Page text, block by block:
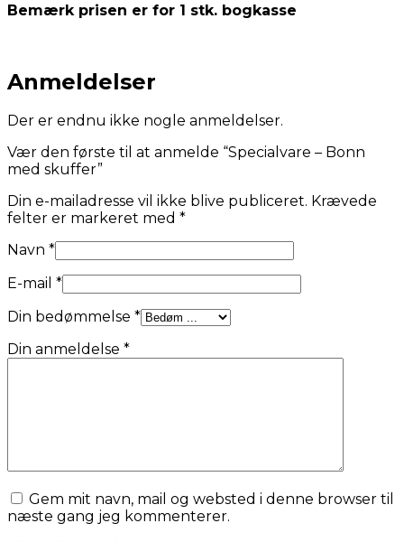
Bemærk prisen er for 1 stk. bogkasse
Anmeldelser
Der er endnu ikke nogle anmeldelser.
Vær den første til at anmelde “Specialvare – Bonn
med skuffer”
Din e-mailadresse vil ikke blive publiceret. Krævede
felter er markeret med *
Navn *
E-mail *
Din bedømmelse *
Din anmeldelse *
Gem mit navn, mail og websted i denne browser til
næste gang jeg kommenterer.